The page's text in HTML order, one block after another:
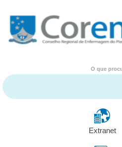
O que
Extranet